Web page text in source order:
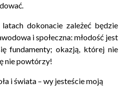
dokonacie zależeć będzie
i społeczna: młodość jest
fundamenty; okazją, której nie
nie powtórzy!
i świata – wy jesteście moją